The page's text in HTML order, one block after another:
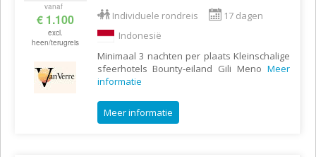
vanaf
€ 1.100
excl.
heen/terugreis
Individuele rondreis
17 dagen
Indonesië
Minimaal 3 nachten per plaats Kleinschalige
sfeerhotels Bounty-eiland Gili Meno Meer
informatie
Meer informatie